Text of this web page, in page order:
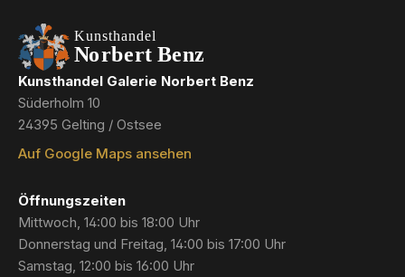
Kunsthandel Galerie Norbert Benz
Süderholm 10
24395 Gelting / Ostsee
Auf Google Maps ansehen
Öffnungszeiten
Mittwoch, 14:00 bis 18:00 Uhr
Donnerstag und Freitag, 14:00 bis 17:00 Uhr
Samstag, 12:00 bis 16:00 Uhr